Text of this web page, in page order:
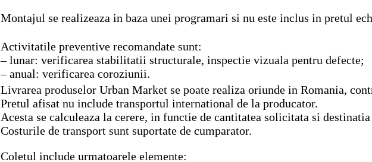
Montajul se realizeaza in baza unei programari si nu este inclus in pretul
Activitatile preventive recomandate sunt:
– lunar: verificarea stabilitatii structurale, inspectie vizuala pentru defecte;
– anual: verificarea coroziunii.
Livrarea produselor Urban Market se poate realiza oriunde in Romania,
Pretul afisat nu include transportul international de la producator.
Acesta se calculeaza la cerere, in functie de cantitatea solicitata si
Costurile de transport sunt suportate de cumparator.
Coletul include urmatoarele elemente: